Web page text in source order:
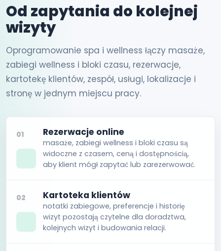
Od zapytania do kolejnej
wizyty
Oprogramowanie spa i wellness łączy masaże,
zabiegi wellness i bloki czasu, rezerwacje,
kartotekę klientów, zespół, usługi, lokalizacje i
stronę w jednym miejscu pracy.
01 Rezerwacje online
masaże, zabiegi wellness i bloki czasu są
widoczne z czasem, ceną i dostępnością,
aby klient mógł zapytać lub zarezerwować.
02 Kartoteka klientów
notatki zabiegowe, preferencje i historię
wizyt pozostają czytelne dla doradztwa,
kolejnych wizyt i budowania relacji.